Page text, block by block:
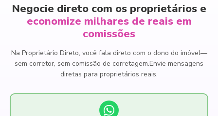
Negocie direto com os proprietários e
economize milhares de reais em
comissões
Na Proprietário Direto, você fala direto com o dono do imóvel—
sem corretor, sem comissão de corretagem.Envie mensagens
diretas para proprietários reais.